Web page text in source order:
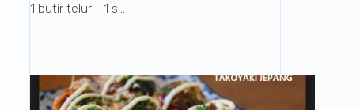
1 butir telur - 1 s...